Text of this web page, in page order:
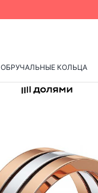
ОБРУЧАЛЬНЫЕ КОЛЬЦА